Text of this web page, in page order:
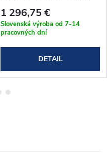
(TUL_160100KPP)
1 296,75 €
Slovenská výroba od 7-14
pracovných dní
DETAIL